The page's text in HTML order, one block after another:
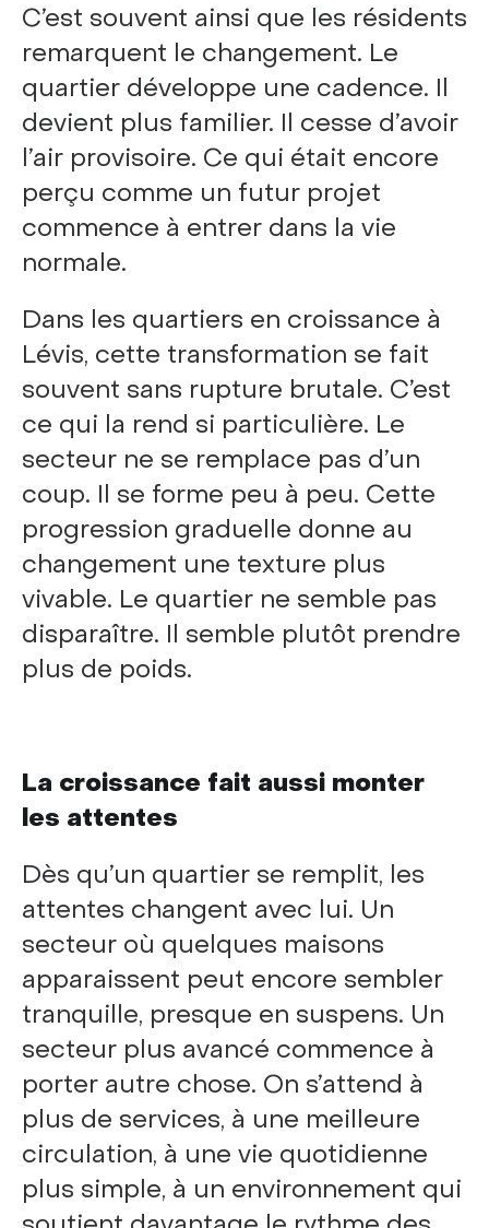
C’est souvent ainsi que les résidents
remarquent le changement. Le
quartier développe une cadence. Il
devient plus familier. Il cesse d’avoir
l’air provisoire. Ce qui était encore
perçu comme un futur projet
commence à entrer dans la vie
normale.
Dans les quartiers en croissance à
Lévis, cette transformation se fait
souvent sans rupture brutale. C’est
ce qui la rend si particulière. Le
secteur ne se remplace pas d’un
coup. Il se forme peu à peu. Cette
progression graduelle donne au
changement une texture plus
vivable. Le quartier ne semble pas
disparaître. Il semble plutôt prendre
plus de poids.
La croissance fait aussi monter
les attentes
Dès qu’un quartier se remplit, les
attentes changent avec lui. Un
secteur où quelques maisons
apparaissent peut encore sembler
tranquille, presque en suspens. Un
secteur plus avancé commence à
porter autre chose. On s’attend à
plus de services, à une meilleure
circulation, à une vie quotidienne
plus simple, à un environnement qui